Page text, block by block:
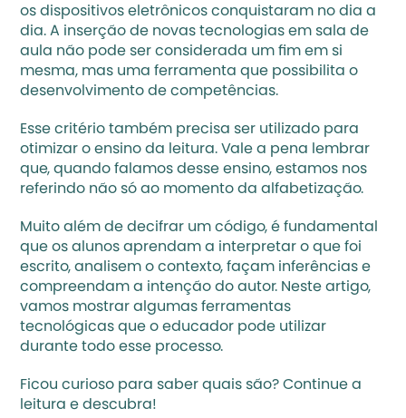
os dispositivos eletrônicos conquistaram no dia a
dia. A inserção de novas tecnologias em sala de
aula não pode ser considerada um fim em si
mesma, mas uma ferramenta que possibilita o
desenvolvimento de competências.
Esse critério também precisa ser utilizado para
otimizar o ensino da leitura. Vale a pena lembrar
que, quando falamos desse ensino, estamos nos
referindo não só ao momento da alfabetização.
Muito além de decifrar um código, é fundamental
que os alunos aprendam a interpretar o que foi
escrito, analisem o contexto, façam inferências e
compreendam a intenção do autor. Neste artigo,
vamos mostrar algumas ferramentas
tecnológicas que o educador pode utilizar
durante todo esse processo.
Ficou curioso para saber quais são? Continue a
leitura e descubra!